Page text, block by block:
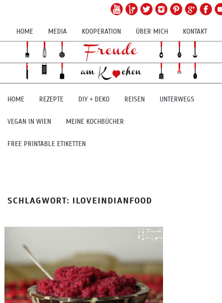
HOME MEDIA KOOPERATION ÜBER MICH KONTAKT
HOME REZEPTE DIY + DEKO REISEN UNTERWEGS
VEGAN IN WIEN MEINE KOCHBÜCHER
FREE PRINTABLE ETIKETTEN
SCHLAGWORT: ILOVEINDIANFOOD